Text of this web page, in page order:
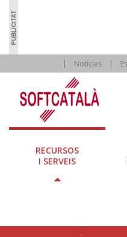
Notícies
RECURSOS
I SERVEIS